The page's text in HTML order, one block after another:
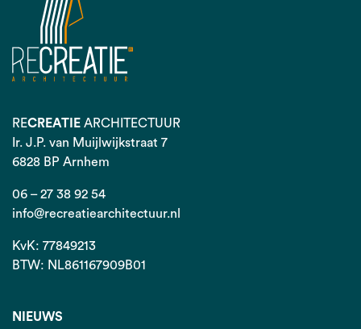
RECREATIE ARCHITECTUUR
Ir. J.P. van Muijlwijkstraat 7
6828 BP Arnhem
06 – 27 38 92 54
info@recreatiearchitectuur.nl
KvK: 77849213
BTW: NL861167909B01
NIEUWS